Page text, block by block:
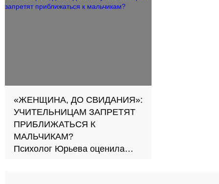
«ЖЕНЩИНА, ДО СВИДАНИЯ»:
УЧИТЕЛЬНИЦАМ ЗАПРЕТЯТ
ПРИБЛИЖАТЬСЯ К
МАЛЬЧИКАМ?
Психолог Юрьева оценила